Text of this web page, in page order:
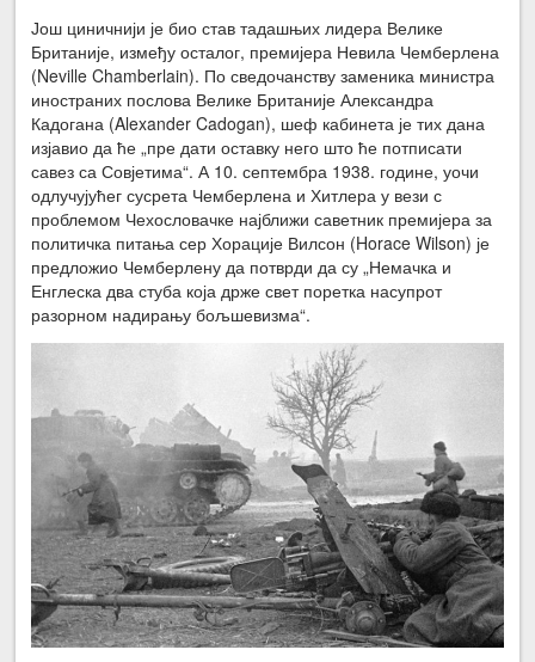
Још циничнији је био став тадашњих лидера Велике
Британије, између осталог, премијера Невила Чемберлена
(Neville Chamberlain). По сведочанству заменика министра
иностраних послова Велике Британије Александра
Кадогана (Alexander Cadogan), шеф кабинета је тих дана
изјавио да ће „пре дати оставку него што ће потписати
савез са Совјетима“. А 10. септембра 1938. године, уочи
одлучујућег сусрета Чемберлена и Хитлера у вези с
проблемом Чехословачке најближи саветник премијера за
политичка питања сер Хорације Вилсон (Horace Wilson) је
предложио Чемберлену да потврди да су „Немачка и
Енглеска два стуба која држе свет поретка насупрот
разорном надирању бољшевизма“.